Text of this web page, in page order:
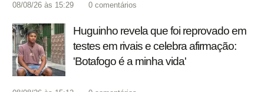
08/08/26 às 15:29 0 comentários
Huguinho revela que foi reprovado em
testes em rivais e celebra afirmação:
'Botafogo é a minha vida'